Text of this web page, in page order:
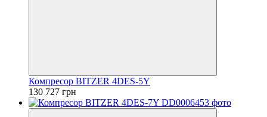
Компресор BITZER 4DES-5Y
130 727 грн